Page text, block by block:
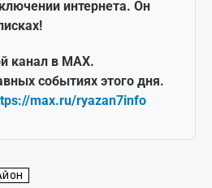
интернета. Он
канал в MAX.
событиях этого дня.
max.ru/ryazan7info